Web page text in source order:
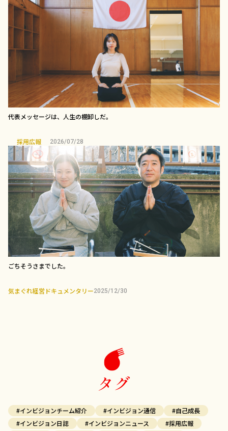
代表メッセージは、人生の棚卸しだ。
採用広報 2026/07/28
ごちそうさまでした。
気まぐれ経営ドキュメンタリー2025/12/30
タグ
#インビジョンチーム紹介 #インビジョン通信
#自己成長
#インビジョン日誌
#インビジョンニュース
#採用広報